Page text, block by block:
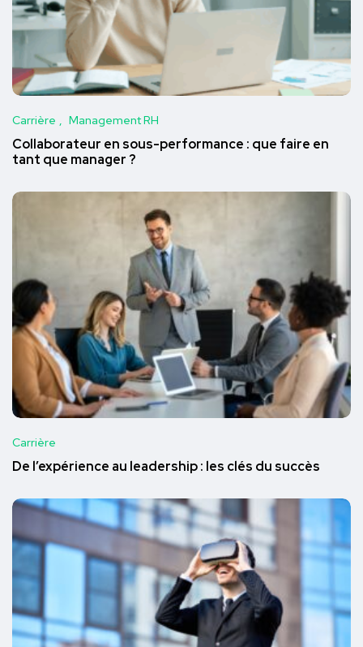
Carrière Management RH
Collaborateur en sous-performance : que faire en
tant que manager ?
Carrière
De l’expérience au leadership : les clés du succès